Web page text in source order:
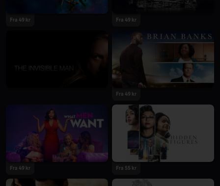
Fra 49 kr Fra 49 kr
Fra 49 kr
Fra 49 kr Fra 55 kr